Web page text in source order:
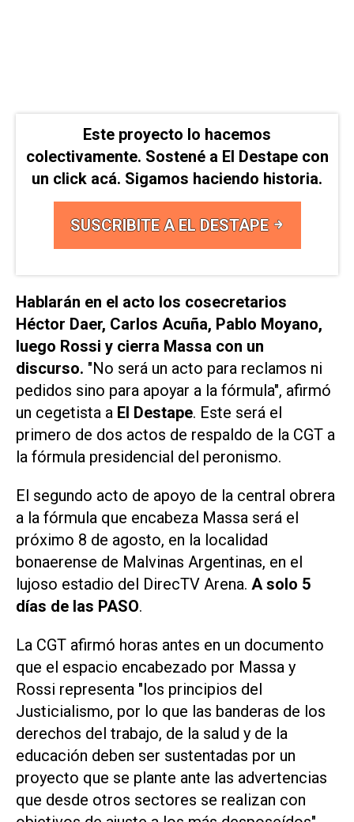
Este proyecto lo hacemos
colectivamente. Sostené a El Destape con
un click acá. Sigamos haciendo historia.
SUSCRIBITE A EL DESTAPE
Hablarán en el acto los cosecretarios
Héctor Daer, Carlos Acuña, Pablo Moyano,
luego Rossi y cierra Massa con un
discurso. "No será un acto para reclamos ni
pedidos sino para apoyar a la fórmula", afirmó
un cegetista a El Destape. Este será el
primero de dos actos de respaldo de la CGT a
la fórmula presidencial del peronismo.
El segundo acto de apoyo de la central obrera
a la fórmula que encabeza Massa será el
próximo 8 de agosto, en la localidad
bonaerense de Malvinas Argentinas, en el
lujoso estadio del DirecTV Arena. A solo 5
días de las PASO.
La CGT afirmó horas antes en un documento
que el espacio encabezado por Massa y
Rossi representa "los principios del
Justicialismo, por lo que las banderas de los
derechos del trabajo, de la salud y de la
educación deben ser sustentadas por un
proyecto que se plante ante las advertencias
que desde otros sectores se realizan con